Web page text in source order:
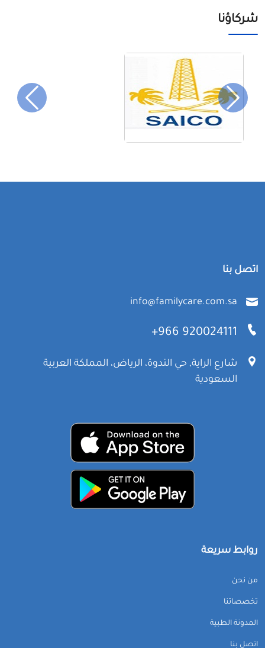
شركاؤنا
اتصل بنا
info@familycare.com.sa
+966 920024111
شارع الراية, حي الندوة، الرياض، المملكة العربية
السعودية
روابط سريعة
من نحن
تخصصاتنا
المدونة الطبية
اتصل بنا